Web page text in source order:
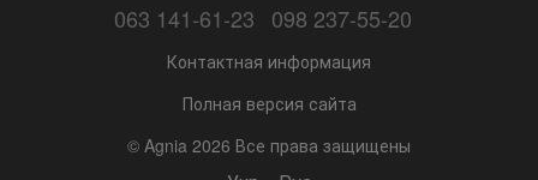
063 141-61-23 098 237-55-20
Контактная информация
Полная версия сайта
© Agnia 2026 Все права защищены